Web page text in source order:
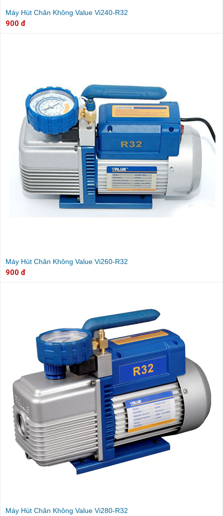
Máy Hút Chân Không Value Vi240-R32
900 đ
Máy Hút Chân Không Value Vi260-R32
900 đ
Máy Hút Chân Không Value Vi280-R32